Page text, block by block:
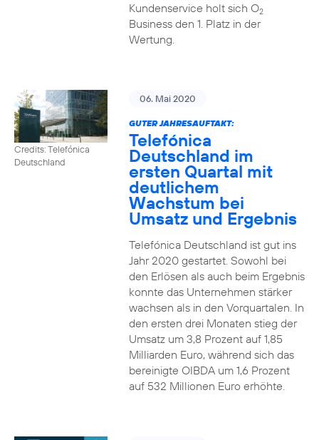
Kundenservice holt sich O2
Business den 1. Platz in der
Wertung.
Credits: Telefónica
Deutschland
06. Mai 2020
GUTER JAHRESAUFTAKT:
Telefónica
Deutschland im
ersten Quartal mit
deutlichem
Wachstum bei
Umsatz und Ergebnis
Telefónica Deutschland ist gut ins
Jahr 2020 gestartet. Sowohl bei
den Erlösen als auch beim Ergebnis
konnte das Unternehmen stärker
wachsen als in den Vorquartalen. In
den ersten drei Monaten stieg der
Umsatz um 3,8 Prozent auf 1,85
Milliarden Euro, während sich das
bereinigte OIBDA um 1,6 Prozent
auf 532 Millionen Euro erhöhte.